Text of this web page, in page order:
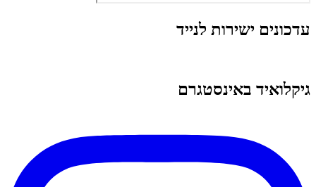
עדכונים ישירות לנייד
גיקלואיד באינסטגרם